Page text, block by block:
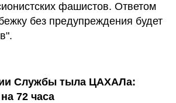
фашистов. Ответом
без предупреждения будет
Службы тыла ЦАХАЛа:
72 часа